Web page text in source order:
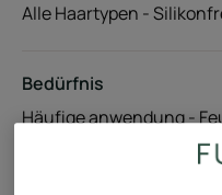
Alle Haartypen -
Bedürfnis
Häufige anwendung -